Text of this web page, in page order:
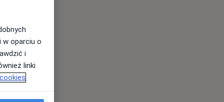
w oparciu o
i
linki